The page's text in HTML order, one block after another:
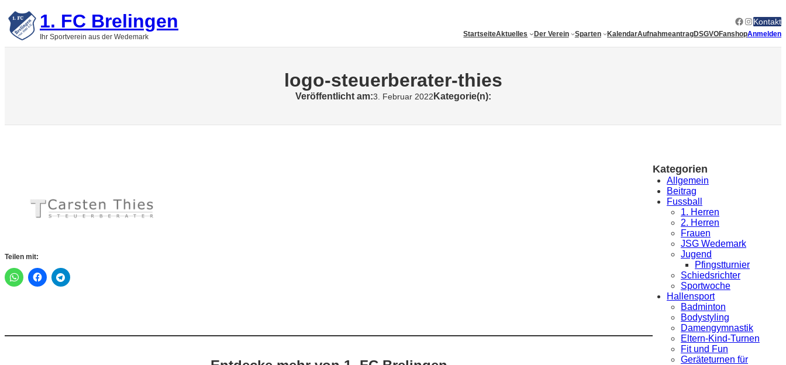
Zum
Inhalt
springen1. FC Brelingen
Ihr Sportverein aus der Wedemark
Facebook
Instagram
Kontakt
StartseiteAktuelles Der Verein Sparten KalendarAufnahmeantragDSGVOFanshopAnmelden
logo-steuerberater-thies
Veröffentlicht am:3. Februar 2022 Kategorie(n):
Teilen mit:
Kategorien
Allgemein
Beitrag
Fussball
1. Herren
2. Herren
Frauen
JSG Wedemark
Jugend
Pfingstturnier
Schiedsrichter
Sportwoche
Hallensport
Badminton
Bodystyling
Damengymnastik
Eltern-Kind-Turnen
Fit und Fun
Geräteturnen für